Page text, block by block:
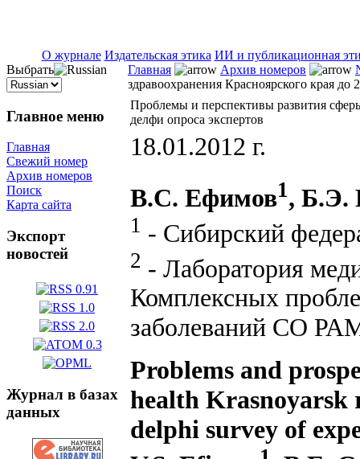
О журнале Издательская этика ИИ и публикационная
Выбрать
Главное меню
Главная
Свежий номер
Архив номеров
Поиск
Карта сайта
Экспорт
новостей
Журнал в базах
данных
Главная Архив номеров
здравоохранения Красноярского края до
Проблемы и перспективы развития
делфи опроса экспертов
18.01.2012 г.
В.С. Ефимов1, Б.Э.
1 - Сибирский
2 - Лаборатория
Комплексных
заболеваний СО
Problems and
health Krasnoyarsk
delphi survey of